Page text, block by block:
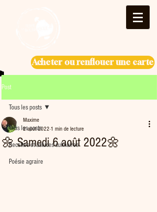
Acheter ou renflouer une carte
Post
Tous les posts
Recettes et astuces culinaires
Poésie agraire
Tous les posts
🌼 Samedi 6 août 2022🌼
Maxime
2 août 2022 1 min de lecture